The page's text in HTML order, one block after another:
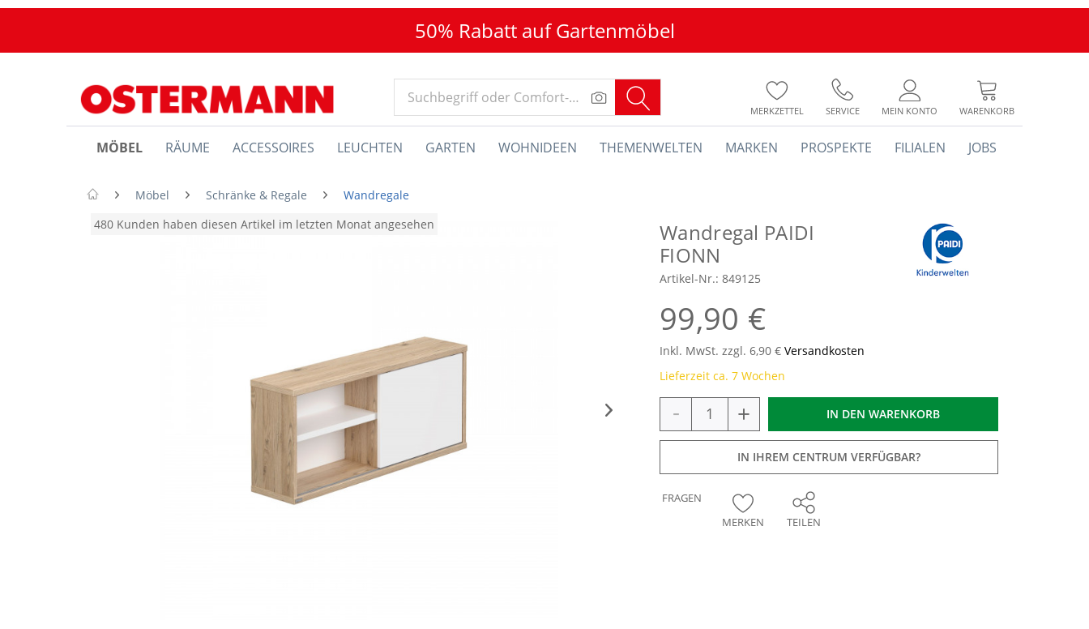
50% Rabatt auf Gartenmöbel
MERKZETTEL SERVICE MEIN KONTO WARENKORB
MÖBEL RÄUME ACCESSOIRES LEUCHTEN GARTEN WOHNIDEEN THEMENWELTEN MARKEN PROSPEKTE FILIALEN JOBS
Möbel Schränke & Regale
Wandregale
480 Kunden haben diesen Artikel im letzten Monat angesehen
Wandregal PAIDI
FIONN
Artikel-Nr.: 849125
99,90 €
Inkl. MwSt. zzgl. 6,90 € Versandkosten
Lieferzeit ca. 7 Wochen
- + IN DEN WARENKORB
IN IHREM CENTRUM VERFÜGBAR?
FRAGEN
MERKEN
TEILEN